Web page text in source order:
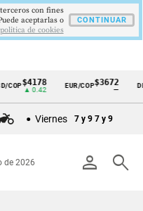
$4178
▲ 0.42
EUR/COP$3672
—
Viernes 7 y 9 7 y 9
person search
de 2026
con fines
aceptarlas o
politica de cookies
CONTINUAR